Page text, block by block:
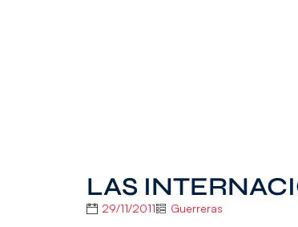
LAS
29/11/2011 Guerreras